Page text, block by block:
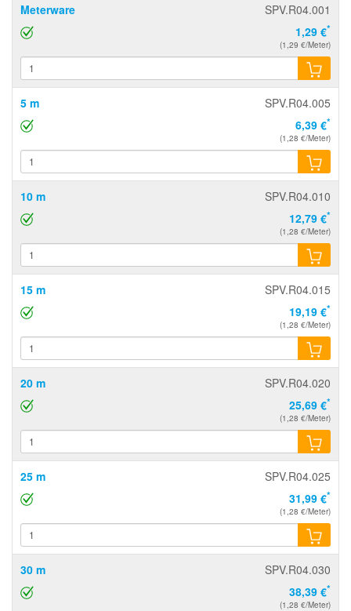
Meterware
SPV.R04.001
1,29 €*
(1,29 €/Meter)
5 m
SPV.R04.005
6,39 €*
(1,28 €/Meter)
10 m
SPV.R04.010
12,79 €*
(1,28 €/Meter)
15 m
SPV.R04.015
19,19 €*
(1,28 €/Meter)
20 m
SPV.R04.020
25,69 €*
(1,28 €/Meter)
25 m
SPV.R04.025
31,99 €*
(1,28 €/Meter)
30 m
SPV.R04.030
38,39 €*
(1,28 €/Meter)